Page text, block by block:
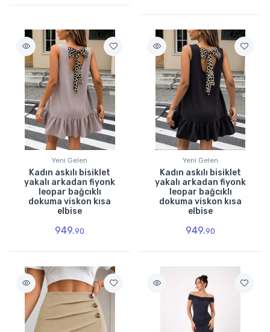
Yeni Gelen
Kadın askılı bisiklet
yakalı arkadan fiyonk
leopar bağcıklı
dokuma viskon kısa
elbise
949.90
Yeni Gelen
Kadın askılı bisiklet
yakalı arkadan fiyonk
leopar bağcıklı
dokuma viskon kısa
elbise
949.90